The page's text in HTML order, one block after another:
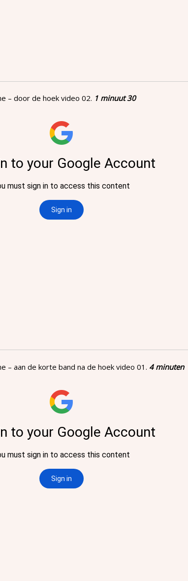
– door de hoek video 02. 1 minuut 30
– aan de korte band na de hoek video 01. 4 minuten